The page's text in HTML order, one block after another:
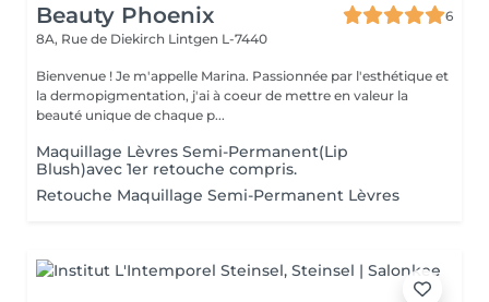
Beauty Phoenix
6
8A, Rue de Diekirch Lintgen L-7440
Bienvenue ! Je m'appelle Marina. Passionnée par l'esthétique et
la dermopigmentation, j'ai à coeur de mettre en valeur la
beauté unique de chaque p...
Maquillage Lèvres Semi-Permanent(Lip
Blush)avec 1er retouche compris.
Retouche Maquillage Semi-Permanent Lèvres